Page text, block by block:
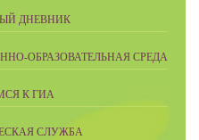
ДНЕВНИК
ОБРАЗОВАТЕЛЬНАЯ СРЕДА
К ГИА
СЛУЖБА